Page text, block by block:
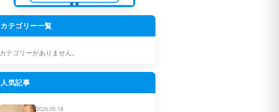
カテゴリー一覧
カテゴリーがありません。
人気記事
2026.05.18